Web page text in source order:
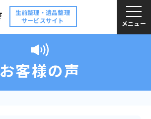
生前整理・遺品整理
サービスサイト
メニュー
お客様の声